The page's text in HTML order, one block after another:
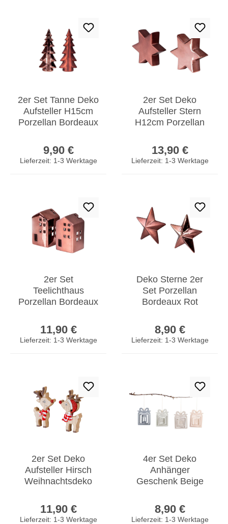
2er Set Tanne Deko
Aufsteller H15cm
Porzellan Bordeaux
Weihnachtsdeko
9,90 €
Lieferzeit: 1-3 Werktage
2er Set Deko
Aufsteller Stern
H12cm Porzellan
Tischdeko
Weihnachtsdeko
13,90 €
Lieferzeit: 1-3 Werktage
2er Set
Teelichthaus
Porzellan Bordeaux
Weihnachtsdeko
Teelichthalter
11,90 €
Lieferzeit: 1-3 Werktage
Deko Sterne 2er
Set Porzellan
Bordeaux Rot
Weihnachtsdeko
Weihnachtsstern
8,90 €
Lieferzeit: 1-3 Werktage
2er Set Deko
Aufsteller Hirsch
Weihnachtsdeko
Rentier Nikolaus
11,90 €
Lieferzeit: 1-3 Werktage
4er Set Deko
Anhänger
Geschenk Beige
Sperrholz
Hängedeko
8,90 €
Lieferzeit: 1-3 Werktage